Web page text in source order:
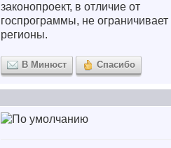
законопроект, в отличие от
госпрограммы, не ограничивает
регионы.
В Минюст Спасибо